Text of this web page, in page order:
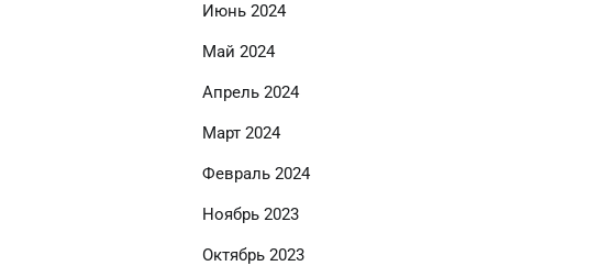
Июнь 2024
Май 2024
Апрель 2024
Март 2024
Февраль 2024
Ноябрь 2023
Октябрь 2023